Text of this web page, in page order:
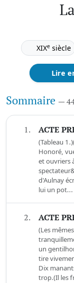
XIXesiècle
Lire
Sommaire —
1. ACTE
(Tableau
Honoré,
et ouvriers
d'Aulnay
lui un pot...
2. ACTE
(Les
un
tire
Dix
trop.(Il les